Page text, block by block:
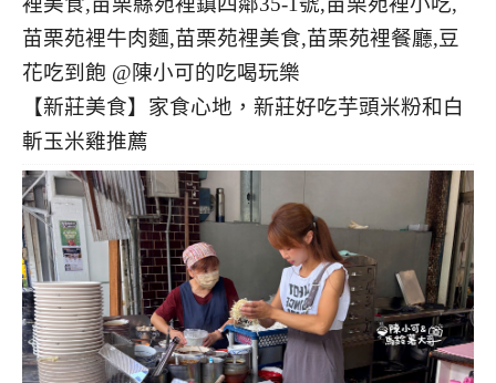
【新莊美食】家食心地，新莊好吃芋頭米粉和白
斬玉米雞推薦